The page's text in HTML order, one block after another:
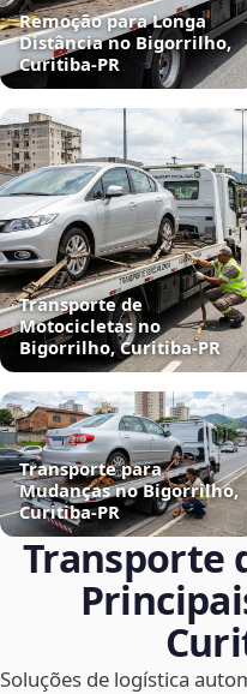
Remoção para Longa
Distância no Bigorrilho,
Curitiba‑PR
Transporte de
Motocicletas no
Bigorrilho, Curitiba‑PR
Transporte para
Mudanças no Bigorrilho,
Curitiba‑PR
Transporte
Soluções de logística